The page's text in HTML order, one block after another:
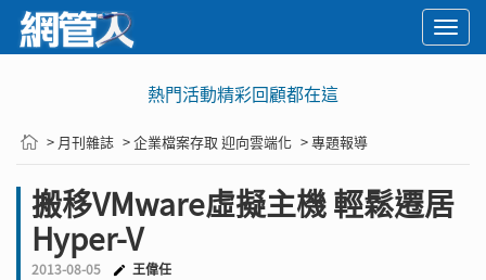
熱門活動精彩回顧都在這
> 月刊雜誌 > 企業檔案存取 迎向雲端化 > 專題報導
搬移VMware虛擬主機 輕鬆遷居
Hyper-V
2013-08-05 王偉任